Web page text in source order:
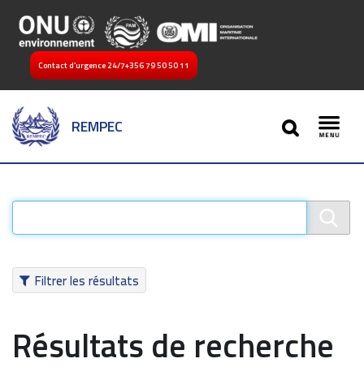
Contact d’urgence 24/7+356 79 50 50 11
REMPEC
SEARCH
Filtrer les résultats
Résultats de recherche